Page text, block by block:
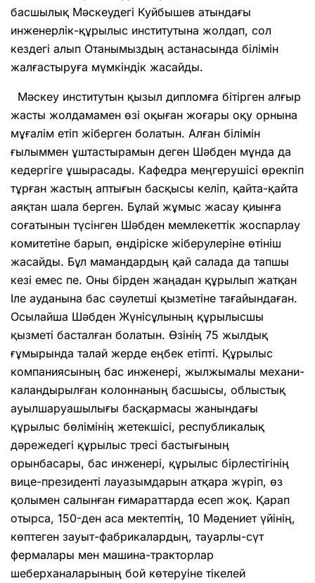
басшылық Мәскеудегі Куйбышев атындағы
инженерлік-құрылыс институтына жолдап, сол
кездегі алып Отанымыздың астана­сында білімін
жалғас­тыруға мүмкіндік жасайды.
Мәскеу институтын қызыл дипломға бітірген алғыр
жасты жолдамамен өзі оқыған жоғары оқу орнына
мұғалім етіп жіберген болатын. Алған білімін
ғылыммен ұштас­тырамын деген Шәбден мұнда да
кедергіге ұшырасады. Кафедра меңгерушісі өрекпіп
тұрған жастың аптығын басқысы келіп, қайта-қайта
аяқтан шала берген. Бұлай жұмыс жасау қиынға
соғатынын түсінген Шәбден мемлекеттік жоспарлау
комитетіне барып, өндіріске жіберулеріне өтініш
жасай­ды. Бұл мамандардың қай салада да тапшы
кезі емес пе. Оны бірден жаңадан құрылып жатқан
Іле ауданына бас сәулетші қызметіне тағайындаған.
Осы­лайша Шәбден Жүніс­ұлының құрылысшы
қызметі басталған болатын. Өзінің 75 жылдық
ғұмырында талай жерде еңбек етіпті. Құрылыс
компа­ниясының бас инженері, жылжымалы меха­ни­
ка­ланды­рылған колоннаның бас­шысы, облыстық
ауылшаруашылығы бас­қармасы жанын­дағы
құрылыс бөлімінің жетекшісі, респуб­ликалық
дәрежедегі құрылыс тресі басты­ғының
орынбасары, бас инженері, құрылыс бірлестігінің
вице-президенті лауа­зым­дарын атқара жүріп, өз
қолымен салынған ғимараттарда есеп жоқ. Қарап
отырса, 150-ден аса мектептің, 10 Мәде­ниет үйінің,
көптеген зауыт-фабри­калардың, тауарлы-сүт
фермалары мен машина-тракторлар
шеберханаларының бой кө­теруіне тікелей